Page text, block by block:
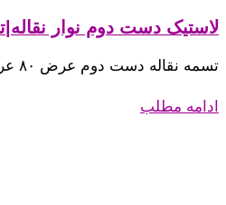
لاستیک دست دوم نوار
تسمه نقاله دست دوم عرض ۸۰ عرض۸۰۳ لانخEP۳۱۵۱۰میلآلمانیقیمت 500.000 تومان *** عرض۸۰۳ لانخEP۴۰۰۱۰میلکره ایقیمت 520.000 تومان *** عرض۸۰۴ لانخEP۴۰۰۱۰میلکره ایقیمت
ادامه مطلب